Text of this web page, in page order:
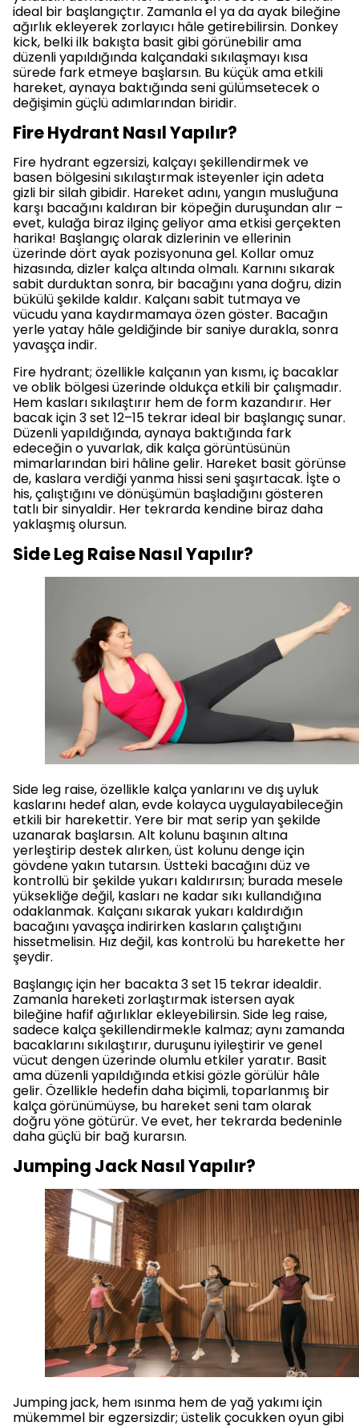
ideal bir başlangıçtır. Zamanla el ya da ayak bileğine
ağırlık ekleyerek zorlayıcı hâle getirebilirsin. Donkey
kick, belki ilk bakışta basit gibi görünebilir ama
düzenli yapıldığında kalçandaki sıkılaşmayı kısa
sürede fark etmeye başlarsın. Bu küçük ama etkili
hareket, aynaya baktığında seni gülümsetecek o
değişimin güçlü adımlarından biridir.
Fire Hydrant Nasıl Yapılır?
Fire hydrant egzersizi, kalçayı şekillendirmek ve
basen bölgesini sıkılaştırmak isteyenler için adeta
gizli bir silah gibidir. Hareket adını, yangın musluğuna
karşı bacağını kaldıran bir köpeğin duruşundan alır –
evet, kulağa biraz ilginç geliyor ama etkisi gerçekten
harika! Başlangıç olarak dizlerinin ve ellerinin
üzerinde dört ayak pozisyonuna gel. Kollar omuz
hizasında, dizler kalça altında olmalı. Karnını sıkarak
sabit durduktan sonra, bir bacağını yana doğru, dizin
bükülü şekilde kaldır. Kalçanı sabit tutmaya ve
vücudu yana kaydırmamaya özen göster. Bacağın
yerle yatay hâle geldiğinde bir saniye durakla, sonra
yavaşça indir.
Fire hydrant; özellikle kalçanın yan kısmı, iç bacaklar
ve oblik bölgesi üzerinde oldukça etkili bir çalışmadır.
Hem kasları sıkılaştırır hem de form kazandırır. Her
bacak için 3 set 12–15 tekrar ideal bir başlangıç sunar.
Düzenli yapıldığında, aynaya baktığında fark
edeceğin o yuvarlak, dik kalça görüntüsünün
mimarlarından biri hâline gelir. Hareket basit görünse
de, kaslara verdiği yanma hissi seni şaşırtacak. İşte o
his, çalıştığını ve dönüşümün başladığını gösteren
tatlı bir sinyaldir. Her tekrarda kendine biraz daha
yaklaşmış olursun.
Side Leg Raise Nasıl Yapılır?
Side leg raise, özellikle kalça yanlarını ve dış uyluk
kaslarını hedef alan, evde kolayca uygulayabileceğin
etkili bir harekettir. Yere bir mat serip yan şekilde
uzanarak başlarsın. Alt kolunu başının altına
yerleştirip destek alırken, üst kolunu denge için
gövdene yakın tutarsın. Üstteki bacağını düz ve
kontrollü bir şekilde yukarı kaldırırsın; burada mesele
yüksekliğe değil, kasları ne kadar sıkı kullandığına
odaklanmak. Kalçanı sıkarak yukarı kaldırdığın
bacağını yavaşça indirirken kasların çalıştığını
hissetmelisin. Hız değil, kas kontrolü bu harekette her
şeydir.
Başlangıç için her bacakta 3 set 15 tekrar idealdir.
Zamanla hareketi zorlaştırmak istersen ayak
bileğine hafif ağırlıklar ekleyebilirsin. Side leg raise,
sadece kalça şekillendirmekle kalmaz; aynı zamanda
bacaklarını sıkılaştırır, duruşunu iyileştirir ve genel
vücut dengen üzerinde olumlu etkiler yaratır. Basit
ama düzenli yapıldığında etkisi gözle görülür hâle
gelir. Özellikle hedefin daha biçimli, toparlanmış bir
kalça görünümüyse, bu hareket seni tam olarak
doğru yöne götürür. Ve evet, her tekrarda bedeninle
daha güçlü bir bağ kurarsın.
Jumping Jack Nasıl Yapılır?
Jumping jack, hem ısınma hem de yağ yakımı için
mükemmel bir egzersizdir; üstelik çocukken oyun gibi